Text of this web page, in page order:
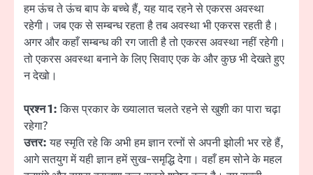
हम ऊंच ते ऊंच बाप के बच्चे हैं, यह याद रहने से एकरस अवस्था
रहेगी। जब एक से सम्बन्ध रहता है तब अवस्था भी एकरस रहती है।
अगर और कहाँ सम्बन्ध की रग जाती है तो एकरस अवस्था नहीं रहेगी।
तो एकरस अवस्था बनाने के लिए सिवाए एक के और कुछ भी देखते हुए
न देखो।
प्रश्न 1:किस प्रकार के ख्यालात चलते रहने से खुशी का पारा चढ़ा
रहेगा?
उत्तर:यह स्मृति रहे कि अभी हम ज्ञान रत्नों से अपनी झोली भर रहे हैं,
आगे सतयुग में यही ज्ञान हमें सुख-समृद्धि देगा। वहाँ हम सोने के महल